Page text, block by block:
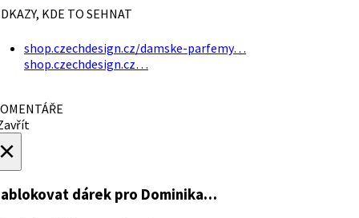
KDE TO SEHNAT
shop.czechdesign.cz/damske-parfemy…
shop.czechdesign.cz…
dárek pro Dominika…